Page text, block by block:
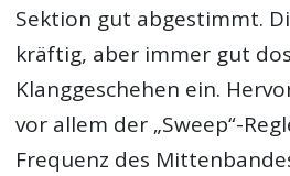
Sektion gut abgestimmt.
kräftig, aber immer gut
Klanggeschehen ein.
vor allem der „Sweep“-
Frequenz des